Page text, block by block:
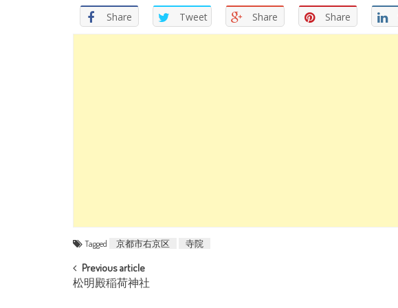
Share Tweet Share Share
Tagged 京都市右京区 寺院
POST NAVIGATION
Previous article
松明殿稲荷神社